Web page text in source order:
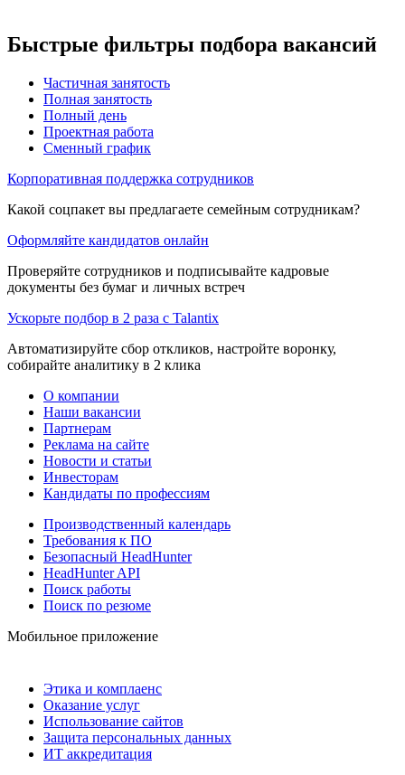
Быстрые фильтры подбора вакансий
Частичная занятость
Полная занятость
Полный день
Проектная работа
Сменный график
Корпоративная поддержка сотрудников
Какой соцпакет вы предлагаете семейным сотрудникам?
Оформляйте кандидатов онлайн
Проверяйте сотрудников и подписывайте кадровые
документы без бумаг и личных встреч
Ускорьте подбор в 2 раза с Talantix
Автоматизируйте сбор откликов, настройте воронку,
собирайте аналитику в 2 клика
О компании
Наши вакансии
Партнерам
Реклама на сайте
Новости и статьи
Инвесторам
Кандидаты по профессиям
Производственный календарь
Требования к ПО
Безопасный HeadHunter
HeadHunter API
Поиск работы
Поиск по резюме
Мобильное приложение
Этика и комплаенс
Оказание услуг
Использование сайтов
Защита персональных данных
ИТ аккредитация